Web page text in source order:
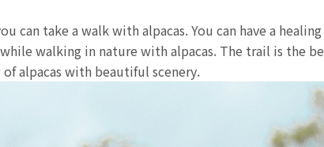
can take a walk with alpacas. You can have a healing
walking in nature with alpacas. The trail is the be
alpacas with beautiful scenery.